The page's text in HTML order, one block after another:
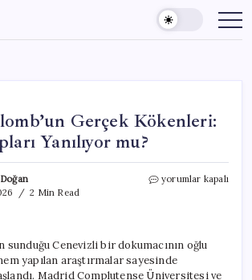
Gerçek Kökenleri:
Yanılıyor mu?
2 Min Read
Kristof
Kitapları
Yanılıyor
mu?
yorumlar kapalı
sunduğu Cenevizli bir dokumacının oğlu
yapılan araştırmalar sayesinde
Madrid Complutense Üniversitesi ve